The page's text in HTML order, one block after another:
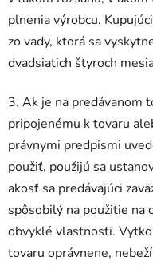
plnenia výrobcu.
zo vady, ktorá sa
dvadsiatich štyroch
3. Ak je na predávanom
pripojenému k tovaru
právnymi predpismi
použiť, použijú sa
akosť sa predávajúci
spôsobilý na použitie na
obvyklé vlastnosti.
tovaru oprávnene,